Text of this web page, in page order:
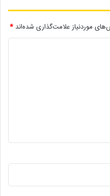
همکاران خانواده
این برنامه بود
موردنیاز علامت‌گذاری شده‌اند *